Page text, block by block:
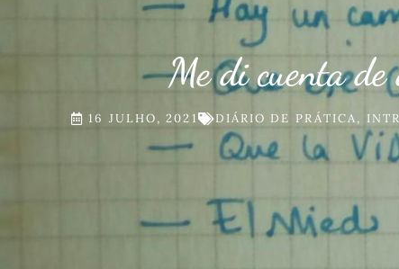
Me di cuenta de
16 JULHO, 2021 DIÁRIO DE PRÁTICA,